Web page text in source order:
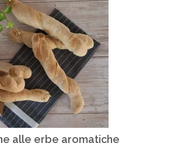
alle erbe aromatiche